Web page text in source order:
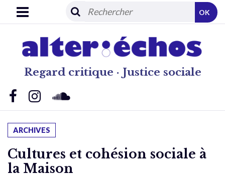
Regard critique · Justice sociale
OK
ARCHIVES
Cultures et cohésion sociale à
la Maison